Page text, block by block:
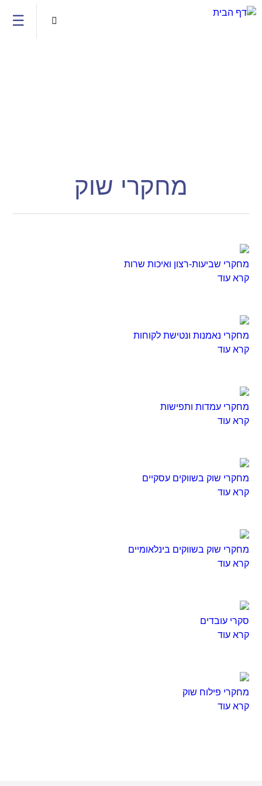
☰ 
מחקרי שוק
מחקרי שביעות-רצון ואיכות שרות
קרא עוד
מחקרי נאמנות ונטישת לקוחות
קרא עוד
מחקרי עמדות ותפישות
קרא עוד
מחקרי שוק בשווקים עסקיים
קרא עוד
מחקרי שוק בשווקים בינלאומיים
קרא עוד
סקרי עובדים
קרא עוד
מחקרי פילוח שוק
קרא עוד